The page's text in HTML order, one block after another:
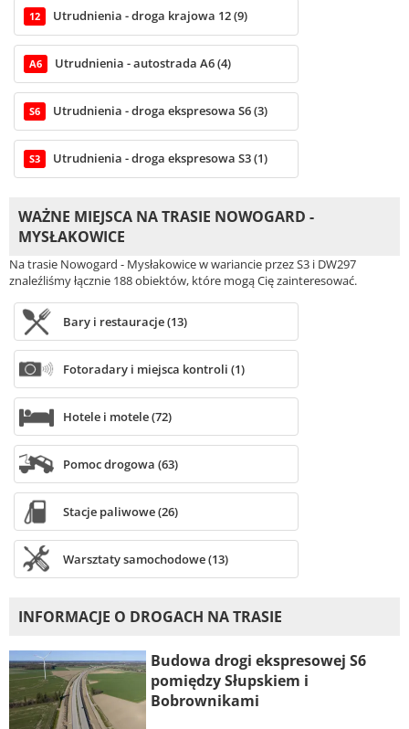
12 Utrudnienia - droga krajowa 12 (9)
A6 Utrudnienia - autostrada A6 (4)
S6 Utrudnienia - droga ekspresowa S6 (3)
S3 Utrudnienia - droga ekspresowa S3 (1)
WAŻNE MIEJSCA NA TRASIE NOWOGARD -
MYSŁAKOWICE
Na trasie Nowogard - Mysłakowice w wariancie przez S3 i DW297
znaleźliśmy łącznie 188 obiektów, które mogą Cię zainteresować.
Bary i restauracje (13)
Fotoradary i miejsca kontroli (1)
Hotele i motele (72)
Pomoc drogowa (63)
Stacje paliwowe (26)
Warsztaty samochodowe (13)
INFORMACJE O DROGACH NA TRASIE
Budowa drogi ekspresowej S6
pomiędzy Słupskiem i
Bobrownikami